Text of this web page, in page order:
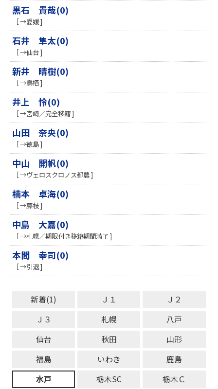
黒石 貴哉(0)
［ →愛媛 ]
石井 隼太(0)
［ →仙台 ]
新井 晴樹(0)
［ →鳥栖 ]
井上 怜(0)
［ →宮崎／完全移籍 ]
山田 奈央(0)
［ →徳島 ]
中山 開帆(0)
［ →ヴェロスクロノス都農 ]
楠本 卓海(0)
［ →藤枝 ]
中島 大嘉(0)
［ →札幌／期限付き移籍期間満了 ]
本間 幸司(0)
［ →引退 ]
新着(1) Ｊ１
Ｊ２
Ｊ３
札幌
八戸
仙台
秋田
山形
福島
いわき
鹿島
水戸
栃木SC
栃木Ｃ